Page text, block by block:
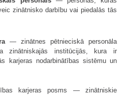
zinātnisko darbību vai piedalās tās
— zinātnes pētnieciskā personāla
zinātniskajās institūcijās, kura ir
karjeras nodarbinātības sistēmu un
karjeras posms — zinātniskie